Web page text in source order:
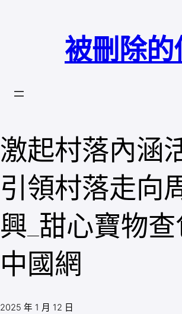
被刪除的
激起村落內涵
引領村落走向
興_甜心寶物
中國網
2025 年 1 月 12 日